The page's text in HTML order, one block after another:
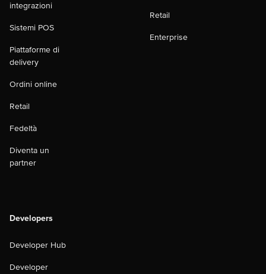
integrazioni
Sistemi POS
Piattaforme di
delivery
Ordini online
Retail
Fedeltà
Diventa un
partner
Retail
Enterprise
Developers
Developer Hub
Developer